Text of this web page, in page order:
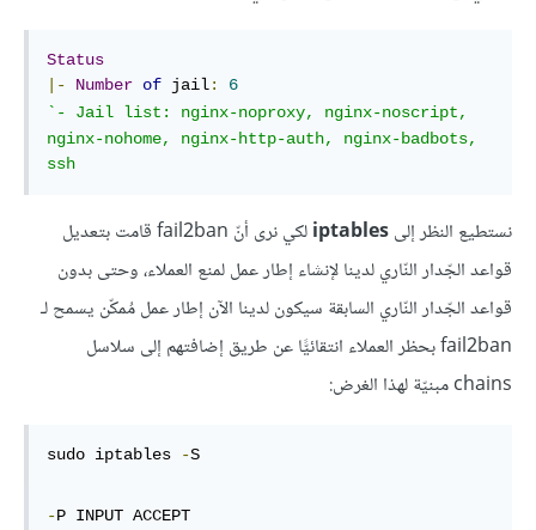
Status
|-
Number of jail:
6
` - Jail list: nginx-noproxy, nginx-noscript,
nginx-nohome, nginx-http-auth, nginx-badbots,
ssh
نستطيع النظر إلىiptables
لكي نرى أنّ fail2ban قامت بتعديل
قواعد الجّدار النّاري لدينا لإنشاء إطار عمل لمنع العملاء، وحتى بدون
قواعد الجّدار النّاري السابقة سيكون لدينا الآن إطار عمل مُمكّن يسمح لـ
fail2ban بحظر العملاء انتقائيًّا عن طريق إضافتهم إلى سلاسل
chains مبنيّة لهذا الغرض:
sudo iptables -S
-